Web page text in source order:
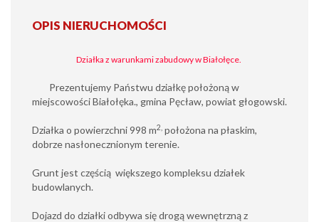
OPIS NIERUCHOMOŚCI
Działka z warunkami zabudowy w Białołęce.
Prezentujemy Państwu działkę położoną w
miejscowości Białołęka., gmina Pęcław, powiat głogowski.
Działka o powierzchni 998 m2, położona na płaskim,
dobrze nasłonecznionym terenie.
Grunt jest częścią większego kompleksu działek
budowlanych.
Dojazd do działki odbywa się drogą wewnętrzną z